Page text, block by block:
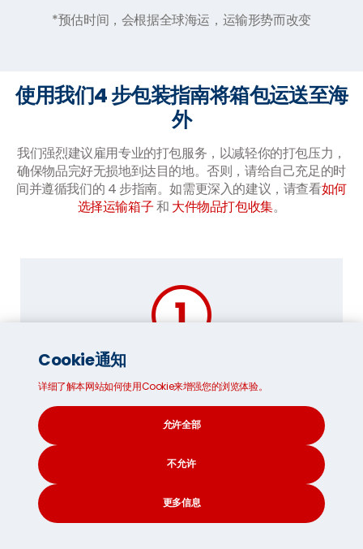
*预估时间，会根据全球海运，运输形势而改变
使用我们4 步包装指南将箱包运送至海
外
我们强烈建议雇用专业的打包服务，以减轻你的打包压力，
确保物品完好无损地到达目的地。否则，请给自己充足的时
间并遵循我们的 4 步指南。如需更深入的建议，请查看如何
选择运输箱子和 大件物品打包收集。
胶带和气泡包装纸。通过折叠口盖并用几层
重叠的包裹胶带将其包裹起来来密封箱子的
箱子的底部。箱子装满后，使用相同的过程
Cookie通知
详细了解本网站如何使用Cookie来增强您的浏览体验。
允许全部
不允许
更多信息